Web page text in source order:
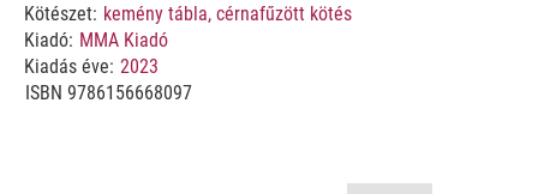
Kötészet: kemény tábla, cérnafűzött kötés
Kiadó: MMA Kiadó
Kiadás éve: 2023
ISBN 9786156668097